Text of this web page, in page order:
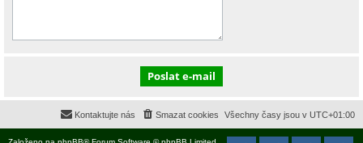
Všechny časy jsou v UTC+01:00
Smazat cookies
Kontaktujte nás